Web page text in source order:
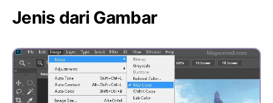
Jenis dari Gambar